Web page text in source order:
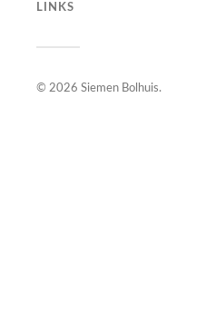
LINKS
© 2026 Siemen Bolhuis.